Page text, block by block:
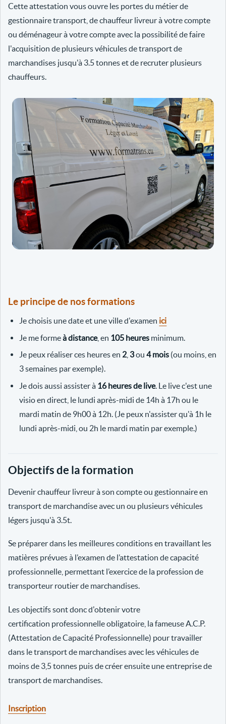
Cette attestation vous ouvre les portes du métier de
gestionnaire transport, de chauffeur livreur à votre compte
ou déménageur à votre compte avec la possibilité de faire
l'acquisition de plusieurs véhicules de transport de
marchandises jusqu'à 3.5 tonnes et de recruter plusieurs
chauffeurs.
Le principe de nos formations
Je choisis une date et une ville d'examen ici
Je me formeà distance, en 105 heures minimum.
Je peux réaliser ces heures en 2 3ou4 mois (ou moins, en
3 semaines par exemple).
Je dois aussi assister à 16 heures de live. Le live c'est une
visio en direct, le lundi après-midi de 14h à 17h ou le
mardi matin de 9h00 à 12h. (Je peux n'assister qu'à 1h le
lundi après-midi, ou 2h le mardi matin par exemple.)
Objectifs de la formation
Devenir chauffeur livreur à son compte ou gestionnaire en
transport de marchandise avec un ou plusieurs véhicules
légers jusqu'à 3.5t.
Se préparer dans les meilleures conditions en travaillant les
matières prévues à l’examen de l’attestation de capacité
professionnelle, permettant l’exercice de la profession de
transporteur routier de marchandises.
Les objectifs sont donc d'obtenir votre
certification professionnelle obligatoire, la fameuse A.C.P.
(Attestation de Capacité Professionnelle) pour travailler
dans le transport de marchandises avec les véhicules de
moins de 3,5 tonnes puis de créer ensuite une entreprise de
transport de marchandises.
Inscription